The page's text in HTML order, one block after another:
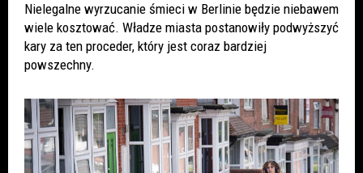
Nielegalne wyrzucanie śmieci w Berlinie będzie niebawem
wiele kosztować. Władze miasta postanowiły podwyższyć
kary za ten proceder, który jest coraz bardziej
powszechny.